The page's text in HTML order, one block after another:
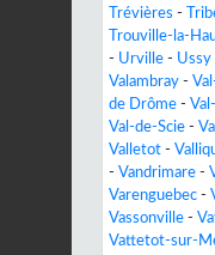
Trévières -
Trouville-la-
- Urville - Ussy
Valambray -
de Drôme -
Val-de-Scie -
Valletot -
- Vandrimare -
Varenguebec -
Vassonville -
Vattetot-sur-